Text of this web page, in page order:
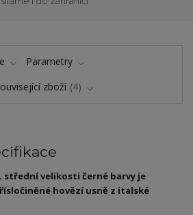
Parametry
zboží 4
střední velikosti černé barvy je
hovězí usně z italské